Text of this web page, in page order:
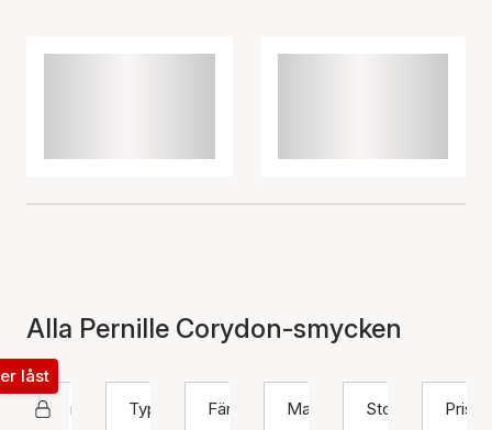
Alla Pernille Corydon-smycken
Pernille Corydon
låst
Typ
Färg Material Storlek Pris